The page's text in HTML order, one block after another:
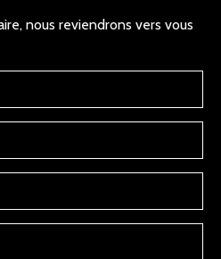
nous reviendrons vers vous